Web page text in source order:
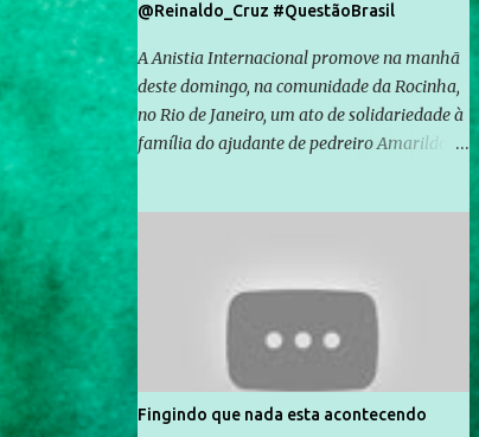
@Reinaldo_Cruz #QuestãoBrasil
A Anistia Internacional promove na manhã
deste domingo, na comunidade da Rocinha,
no Rio de Janeiro, um ato de solidariedade à
família do ajudante de pedreiro Amarildo de
Rocinha. A assessora de Direitos Humanos
da Anistia Internacional, Renata Neder, disse
à Agência Brasil que ações e atividades de
mobilização são feitas normalmente pela
organização não governamental. As ações
de solidariedade são promovidas em apoio
Fingindo que nada esta acontecendo